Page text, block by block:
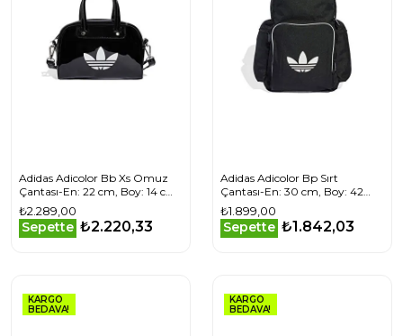
Adidas Adicolor Bb Xs Omuz
Çantası-En: 22 cm, Boy: 14 cm,
Derinlik: 7 cm JX0247 Siyah
₺2.289,00
Sepette ₺2.220,33
Adidas Adicolor Bp Sırt
Çantası-En: 30 cm, Boy: 42
cm, Derinlik: 17 cm JX0240
Siyah
₺1.899,00
Sepette ₺1.842,03
KARGO
BEDAVA!
KARGO
BEDAVA!